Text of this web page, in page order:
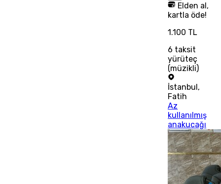
Elden al,
kartla öde!
1.100 TL
6 taksit
yürüteç
(müzikli)
İstanbul,
Fatih
Az
kullanılmış
anakucağı